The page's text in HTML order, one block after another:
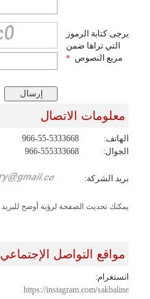
يرجى كتابة الرموز
التي تراها ضمن
مربع النصوص *
معلومات الاتصال
الهاتف:
966-55-5333668
الجوال:
966-555333668
بريد الشركة:
يمكنك تحديث الصفحة لرؤية أوضح للبريد
مواقع التواصل الإجتماعي
انستغرام:
https://instagram.com/sakbaline